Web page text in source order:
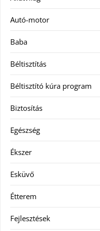
Autó-motor
Baba
Béltisztítás
Béltisztító kúra program
Biztosítás
Egészség
Ékszer
Esküvő
Étterem
Fejlesztések